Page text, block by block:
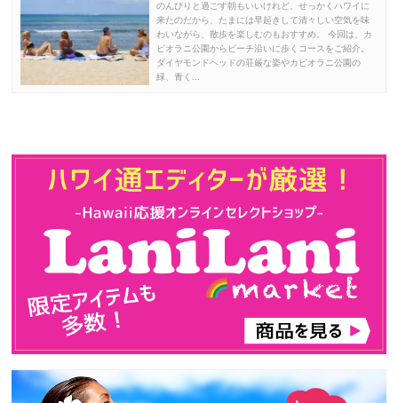
のんびりと過ごす朝もいいけれど、せっかくハワイに
来たのだから、たまには早起きして清々しい空気を味
わいながら、散歩を楽しむのもおすすめ。 今回は、カ
ピオラニ公園からビーチ沿いに歩くコースをご紹介。
ダイヤモンドヘッドの荘厳な姿やカピオラニ公園の
緑、青く...